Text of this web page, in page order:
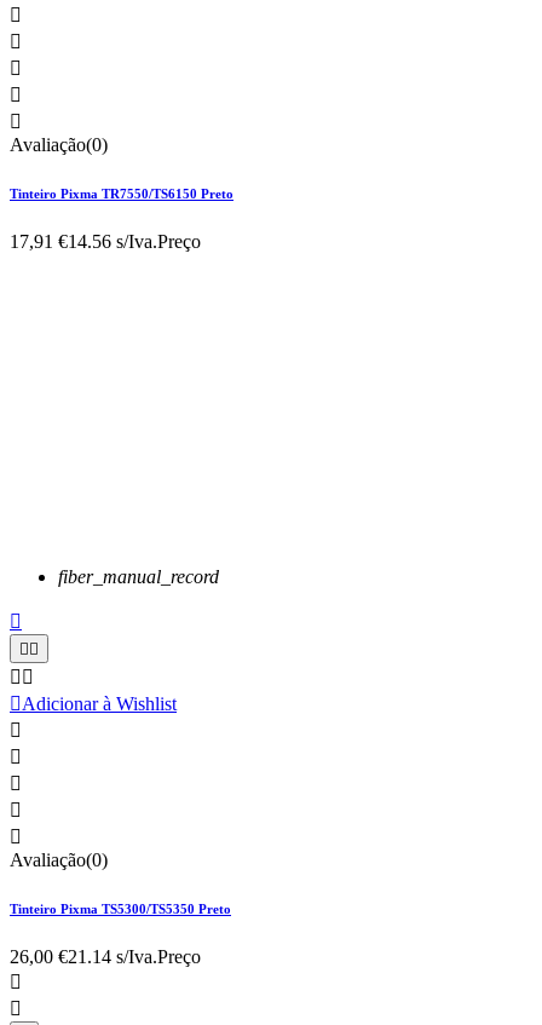





Avaliação(0)
Tinteiro Pixma TR7550/TS6150 Preto
17,91 €14.56 s/Iva.Preço
fiber_manual_record


 
Adicionar à Wishlist





Avaliação(0)
Tinteiro Pixma TS5300/TS5350 Preto
26,00 €21.14 s/Iva.Preço

